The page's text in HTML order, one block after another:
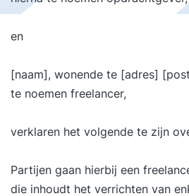
en
[naam], wonende te [adres]
te noemen freelancer,
verklaren het volgende te zijn
Partijen gaan hierbij een
die inhoudt het verrichten van